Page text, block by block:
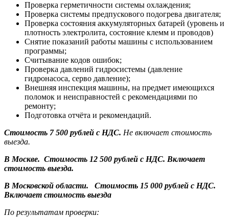
Проверка герметичности системы охлаждения;
Проверка системы предпускового подогрева двигателя;
Проверка состояния аккумуляторных батарей (уровень и
плотность электролита, состояние клемм и проводов)
Снятие показаний работы машины с использованием
программы;
Считывание кодов ошибок;
Проверка давлений гидросистемы (давление
гидронасоса, серво давление);
Внешняя инспекция машины, на предмет имеющихся
поломок и неисправностей с рекомендациями по
ремонту;
Подготовка отчёта и рекомендаций.
Стоимость 7 500 рублей с НДС. Не включает стоимость
выезда.
В Москве. Стоимость 12 500 рублей с НДС. Включает
стоимость выезда.
В Московской области. Стоимость 15 000 рублей с НДС.
Включает стоимость выезда
По результатам проверки: